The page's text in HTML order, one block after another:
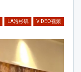
LA洛杉矶 VIDEO视频